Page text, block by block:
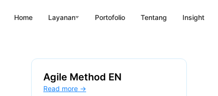
Home Layanan Portofolio Tentang Insight
Agile Method EN
Read more →